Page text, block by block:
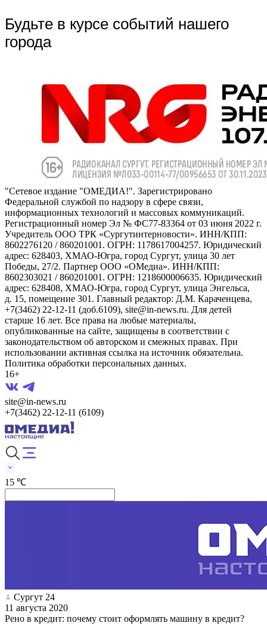
Будьте в курсе событий нашего
города
"Сетевое издание "ОМЕДИА!". Зарегистрировано
Федеральной службой по надзору в сфере связи,
информационных технологий и массовых коммуникаций.
Регистрационный номер Эл № ФС77-83364 от 03 июня 2022 г.
Учредитель ООО ТРК «Сургутинтерновости». ИНН/КПП:
8602276120 / 860201001. ОГРН: 1178617004257. Юридический
адрес: 628403, ХМАО-Югра, город Сургут, улица 30 лет
Победы, 27/2. Партнер ООО «ОМедиа». ИНН/КПП:
8602303021 / 860201001. ОГРН: 1218600006635. Юридический
адрес: 628408, ХМАО-Югра, город Сургут, улица Энгельса,
д. 15, помещение 301. Главный редактор: Д.М. Караченцева,
+7(3462) 22-12-11 (доб.6109), site@in-news.ru. Для детей
старше 16 лет. Все права на любые материалы,
опубликованные на сайте, защищены в соответствии с
законодательством об авторском и смежных правах. При
использовании активная ссылка на источник обязательна.
Политика обработки персональных данных.
16+
site@in-news.ru
+7(3462) 22-12-11 (6109)
15 ℃
Сургут 24
11 августа 2020
Рено в кредит: почему стоит оформлять машину в кредит?